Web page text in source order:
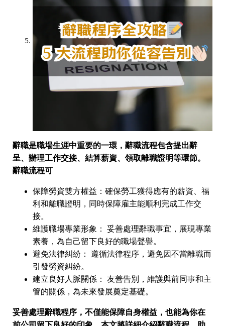
辭職是職場生涯中重要的一環，辭職流程包含提出辭
呈、辦理工作交接、結算薪資、領取離職證明等環節。
辭職流程可
保障勞資雙方權益： 確保勞工獲得應有的薪資、福
利和離職證明，同時保障雇主能順利完成工作交
接。
維護職場專業形象：
妥善處理辭職事宜，展現專業
素養，為自己留下良好的職場聲譽。
避免法律糾紛：
遵循法律程序，避免因不當離職而
引發勞資糾紛。
建立良好人脈關係：
友善告別，維護與前同事和主
管的關係，為未來發展奠定基礎。
妥善處理辭職程序，不僅能保障自身權益，也能為你在